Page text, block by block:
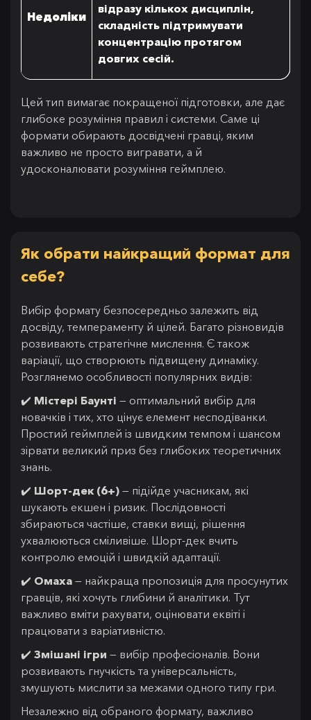
Недоліки
відразу кількох дисциплін,
складність підтримувати
концентрацію протягом
довгих сесій.
Цей тип вимагає покращеної підготовки, але дає
глибоке розуміння правил і системи. Саме ці
формати обирають досвідчені гравці, яким
важливо не просто вигравати, а й
удосконалювати розуміння геймплею.
Як обрати найкращий формат для
себе?
Вибір формату безпосередньо залежить від
досвіду, темпераменту й цілей. Багато різновидів
розвивають стратегічне мислення. Є також
варіації, що створюють підвищену динаміку.
Розглянемо особливості популярних видів:
✔️ Містері Баунті — оптимальний вибір для
новачків і тих, хто цінує елемент несподіванки.
Простий геймплей із швидким темпом і шансом
зірвати великий приз без глибоких теоретичних
знань.
✔️ Шорт-дек (6+) — підійде учасникам, які
шукають екшен і ризик. Послідовності
збираються частіше, ставки вищі, рішення
ухвалюються сміливіше. Шорт-дек вчить
контролю емоцій і швидкій адаптації.
✔️ Омаха — найкраща пропозиція для просунутих
гравців, які хочуть глибини й аналітики. Тут
важливо вміти рахувати, оцінювати еквіті і
працювати з варіативністю.
✔️ Змішані ігри — вибір професіоналів. Вони
розвивають гнучкість та універсальність,
змушують мислити за межами одного типу гри.
Незалежно від обраного формату, важливо